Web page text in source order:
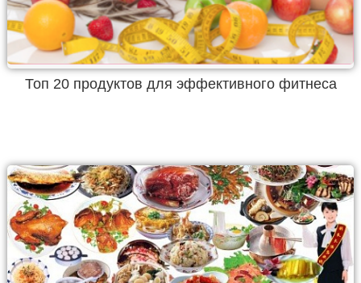
Топ 20 продуктов для эффективного фитнеса